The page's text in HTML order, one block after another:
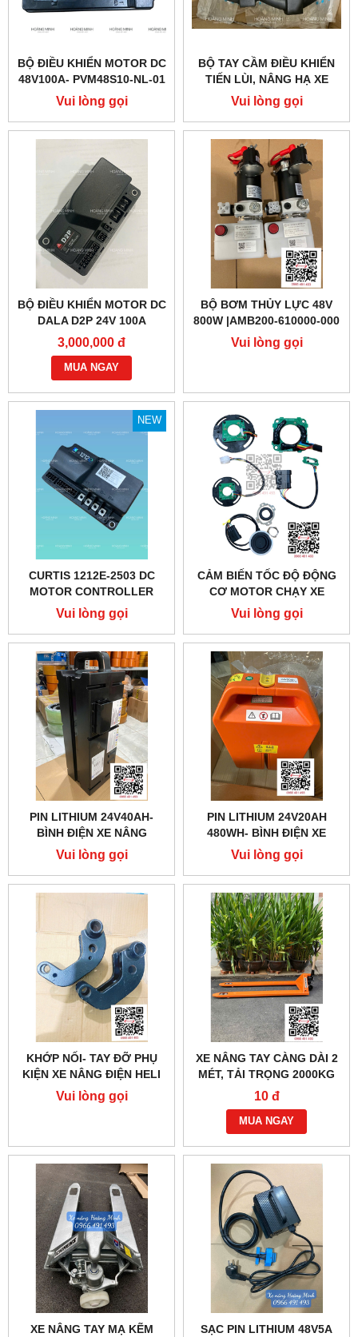
BỘ ĐIỀU KHIỂN MOTOR DC
48V100A- PVM48S10-NL-01
(PTE20Q)
Vui lòng gọi
BỘ TAY CẦM ĐIỀU KHIỂN
TIẾN LÙI, NÂNG HẠ XE
NÂNG ĐIỆN PTE15QA
Vui lòng gọi
BỘ ĐIỀU KHIỂN MOTOR DC
DALA D2P 24V 100A
3,000,000 đ
MUA NGAY
BỘ BƠM THỦY LỰC 48V
800W |AMB200-610000-000
Vui lòng gọi
NEW
CURTIS 1212E-2503 DC
MOTOR CONTROLLER
Vui lòng gọi
CẢM BIẾN TỐC ĐỘ ĐỘNG
CƠ MOTOR CHẠY XE
NÂNG ĐIỆN CBD
Vui lòng gọi
PIN LITHIUM 24V40AH-
BÌNH ĐIỆN XE NÂNG
HANGCHA CBD
Vui lòng gọi
PIN LITHIUM 24V20AH
480WH- BÌNH ĐIỆN XE
NÂNG NOBLELIFT PTE
Vui lòng gọi
KHỚP NỐI- TAY ĐỠ PHỤ
KIỆN XE NÂNG ĐIỆN HELI
AC20, CBD460
Vui lòng gọi
XE NÂNG TAY CÀNG DÀI 2
MÉT, TẢI TRỌNG 2000KG
10 đ
MUA NGAY
XE NÂNG TAY MẠ KẼM
SẠC PIN LITHIUM 48V5A